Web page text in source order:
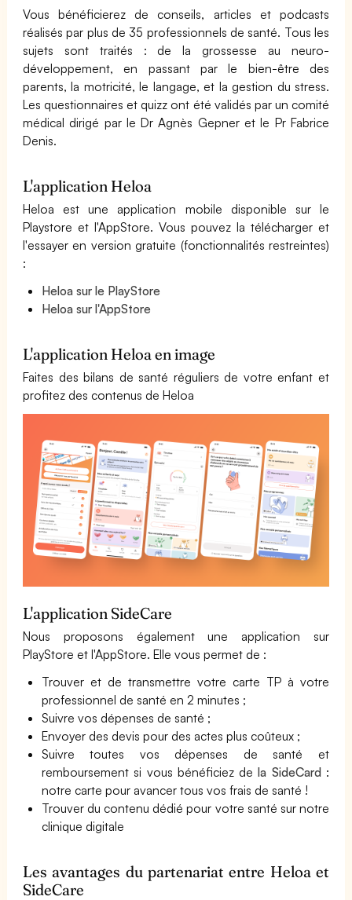
Vous bénéficierez de conseils, articles et podcasts
réalisés par plus de 35 professionnels de santé. Tous les
sujets sont traités : de la grossesse au neuro-
développement, en passant par le bien-être des
parents, la motricité, le langage, et la gestion du stress.
Les questionnaires et quizz ont été validés par un comité
médical dirigé par le Dr Agnès Gepner et le Pr Fabrice
Denis.
L'application Heloa
Heloa est une application mobile disponible sur le
Playstore et l'AppStore. Vous pouvez la télécharger et
l'essayer en version gratuite (fonctionnalités restreintes)
:
Heloa sur le PlayStore
Heloa sur l'AppStore
L'application Heloa en image
Faites des bilans de santé réguliers de votre enfant et
profitez des contenus de Heloa
L'application SideCare
Nous proposons également une application sur
PlayStore et l'AppStore. Elle vous permet de :
Trouver et de transmettre votre carte TP à votre
professionnel de santé en 2 minutes ;
Suivre vos dépenses de santé ;
Envoyer des devis pour des actes plus coûteux ;
Suivre toutes vos dépenses de santé et
remboursement si vous bénéficiez dela SideCard:
notre carte pour avancer tous vos frais de santé !
Trouver du contenu dédié pour votre santé sur notre
clinique digitale
Les avantages du partenariat entre Heloa et
SideCare